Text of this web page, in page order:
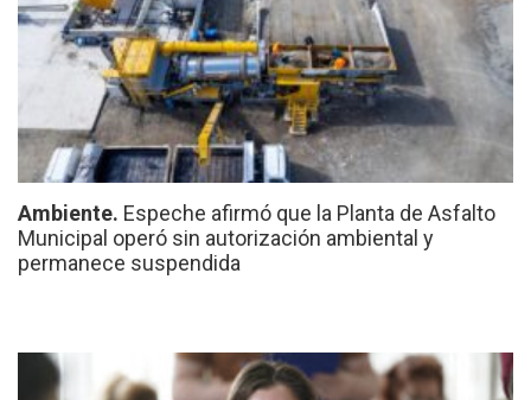
Ambiente. Espeche afirmó que la Planta de Asfalto
Municipal operó sin autorización ambiental y
permanece suspendida